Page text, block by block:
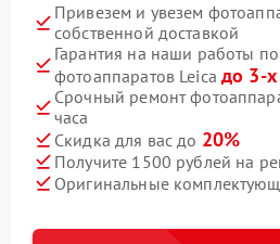
Привезем и увезем
собственной доставкой
Гарантия на наши работы
фотоаппаратов Leicaдо 3-х
Срочный ремонт
часа
Скидка для вас до 20%
Получите 1500 рублей на
Оригинальные